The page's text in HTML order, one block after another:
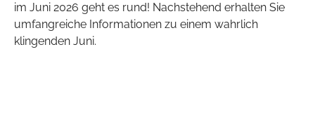
im Juni 2026 geht es rund! Nachstehend erhalten Sie
umfangreiche Informationen zu einem wahrlich
klingenden Juni.